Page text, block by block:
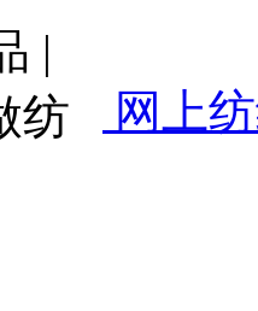
网上